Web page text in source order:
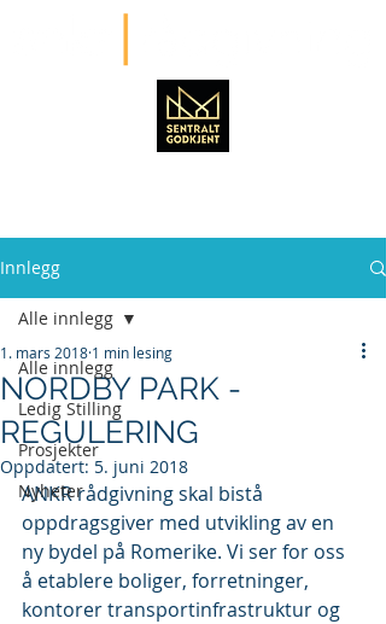
Innlegg
Alle innlegg
Ledig Stilling
Prosjekter
Nyheter
Alle innlegg
NORDBY PARK -
REGULERING
1. mars 2018 1 min lesing
Oppdatert: 5. juni 2018
ANKR rådgivning skal bistå
oppdragsgiver med utvikling av en
ny bydel på Romerike. Vi ser for oss
å etablere boliger, forretninger,
kontorer transportinfrastruktur og